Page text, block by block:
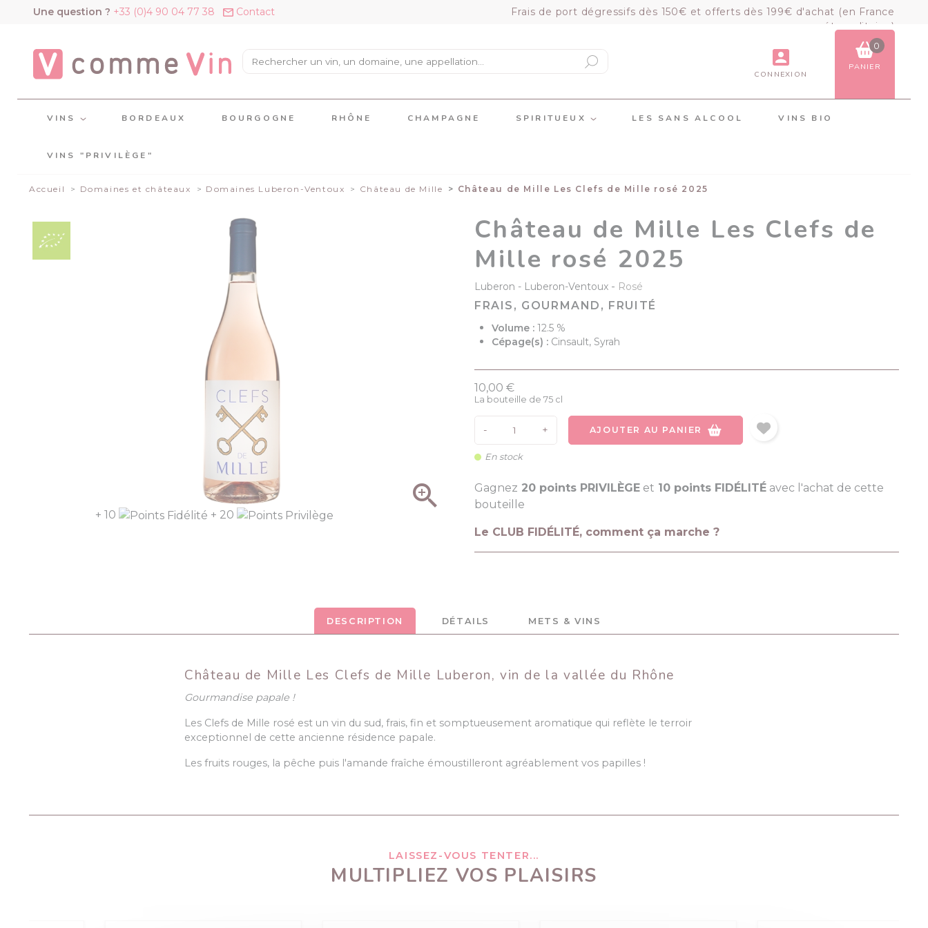
Une question ? +33 (0)4 90 04 77 38 Contact
Frais de port dégressifs dès 150€ et offerts dès 199€ d'achat (en France
métropolitaine)
CONNEXION
0
PANIER
VOIR LE PANIER COMMANDER
VINS BORDEAUX BOURGOGNE RHÔNE CHAMPAGNE SPIRITUEUX LES SANS ALCOOL VINS BIO
VINS "PRIVILÈGE"
Accueil Domaines et châteaux Domaines Luberon-Ventoux Château de Mille Château de Mille Les Clefs de Mille rosé 2025
+ 10 + 20

Château de Mille Les Clefs de
Mille rosé 2025
Luberon Luberon-Ventoux - Rosé
FRAIS, GOURMAND, FRUITÉ
Volume : 12.5 %
Cépage(s) : Cinsault, Syrah
10,00 €
La bouteille de 75 cl
- + AJOUTER AU PANIER
En stock
Gagnez 20 points PRIVILÈGE et 10 points FIDÉLITÉ avec l'achat de cette
bouteille
Le CLUB FIDÉLITÉ, comment ça marche ?
DESCRIPTION DÉTAILS METS & VINS
Château de Mille Les Clefs de Mille Luberon, vin de la vallée du Rhône
Gourmandise papale !
Les Clefs de Mille rosé est un vin du sud, frais, fin et somptueusement aromatique qui reflète le terroir
exceptionnel de cette ancienne résidence papale.
Les fruits rouges, la pêche puis l'amande fraîche émoustilleront agréablement vos papilles !
LAISSEZ-VOUS TENTER...
MULTIPLIEZ VOS PLAISIRS
Panneau de gestion des cookies